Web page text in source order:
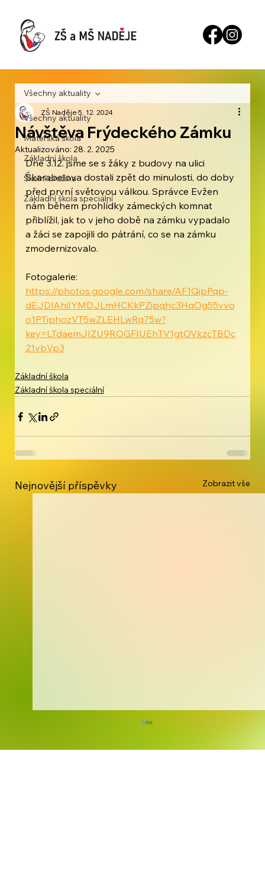
Všechny aktuality
Mateřská škola
Základní škola
Školní družina
Základní škola speciální
Všechny aktuality
Návštěva Frýdeckého Zámku
ZŠ Naděje5. 12. 2024
Aktualizováno: 28. 2. 2025
Dne 3.12. jsme se s žáky z budovy na ulici
Škarabelova dostali zpět do minulosti, do doby
před první světovou válkou. Správce Evžen
nám během prohlídky zámeckých komnat
přiblížil, jak to v jeho době na zámku vypadalo
a žáci se zapojili do pátrání, co se na zámku
zmodernizovalo.
Fotogalerie:
https://photos.google.com/share/AF1QipPqp-
dEJDlAhiIYMDJLmHCKkPZipqhc3HqOg55vvo
o1PTiphozVT5wZLEHLwRq75w?
key=LTdaemJIZU9ROGFIUEhTV1gtOVkzcTBDc
21vbVp3
Základní škola
Základní škola speciální
Nejnovější příspěvky Zobrazit vše